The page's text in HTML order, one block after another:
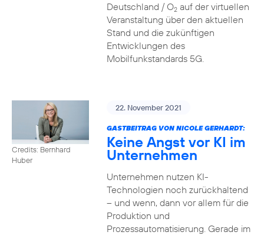
Deutschland / O2auf der virtuellen
Veranstaltung über den aktuellen
Stand und die zukünftigen
Entwicklungen des
Mobilfunkstandards 5G.
Credits: Bernhard
Huber
22. November 2021
GASTBEITRAG VON NICOLE GERHARDT:
Keine Angst vor KI im
Unternehmen
Unternehmen nutzen KI-
Technologien noch zurückhaltend
– und wenn, dann vor allem für die
Produktion und
Prozessautomatisierung. Gerade im